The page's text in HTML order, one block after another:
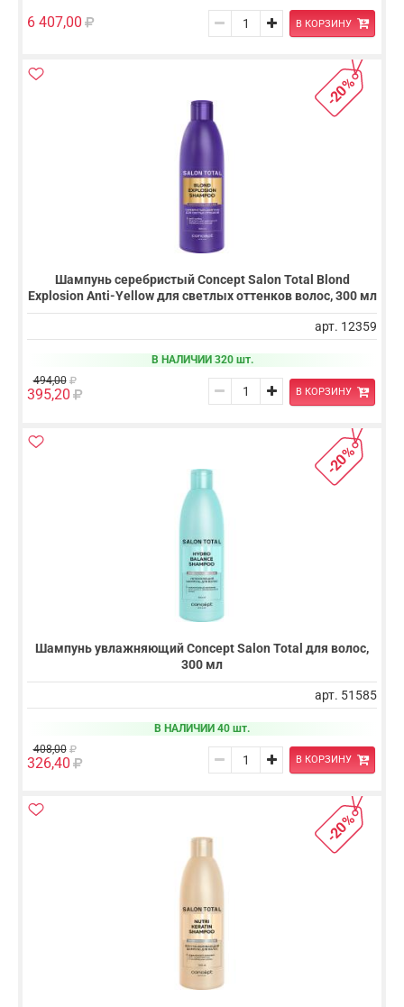
6 407,00 В КОРЗИНУ
-20%
Шампунь серебристый Concept Salon Total Blond
Explosion Anti-Yellow для светлых оттенков волос, 300 мл
арт. 12359
В НАЛИЧИИ 320 шт.
494,00
395,20 В КОРЗИНУ
-20%
Шампунь увлажняющий Concept Salon Total для волос,
300 мл
арт. 51585
В НАЛИЧИИ 40 шт.
408,00
326,40 В КОРЗИНУ
-20%